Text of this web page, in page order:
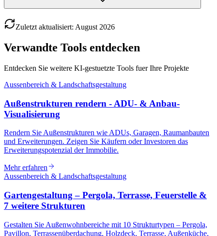
Zuletzt aktualisiert: August 2026
Verwandte Tools entdecken
Entdecken Sie weitere KI-gestuetzte Tools fuer Ihre Projekte
Aussenbereich & Landschaftsgestaltung
Außenstrukturen rendern - ADU- & Anbau-
Visualisierung
Rendern Sie Außenstrukturen wie ADUs, Garagen, Raumanbauten
und Erweiterungen. Zeigen Sie Käufern oder Investoren das
Erweiterungspotenzial der Immobilie.
Mehr erfahren
Aussenbereich & Landschaftsgestaltung
Gartengestaltung – Pergola, Terrasse, Feuerstelle &
7 weitere Strukturen
Gestalten Sie Außenwohnbereiche mit 10 Strukturtypen – Pergola,
Pavillon, Terrassenüberdachung, Holzdeck, Terrasse, Außenküche,